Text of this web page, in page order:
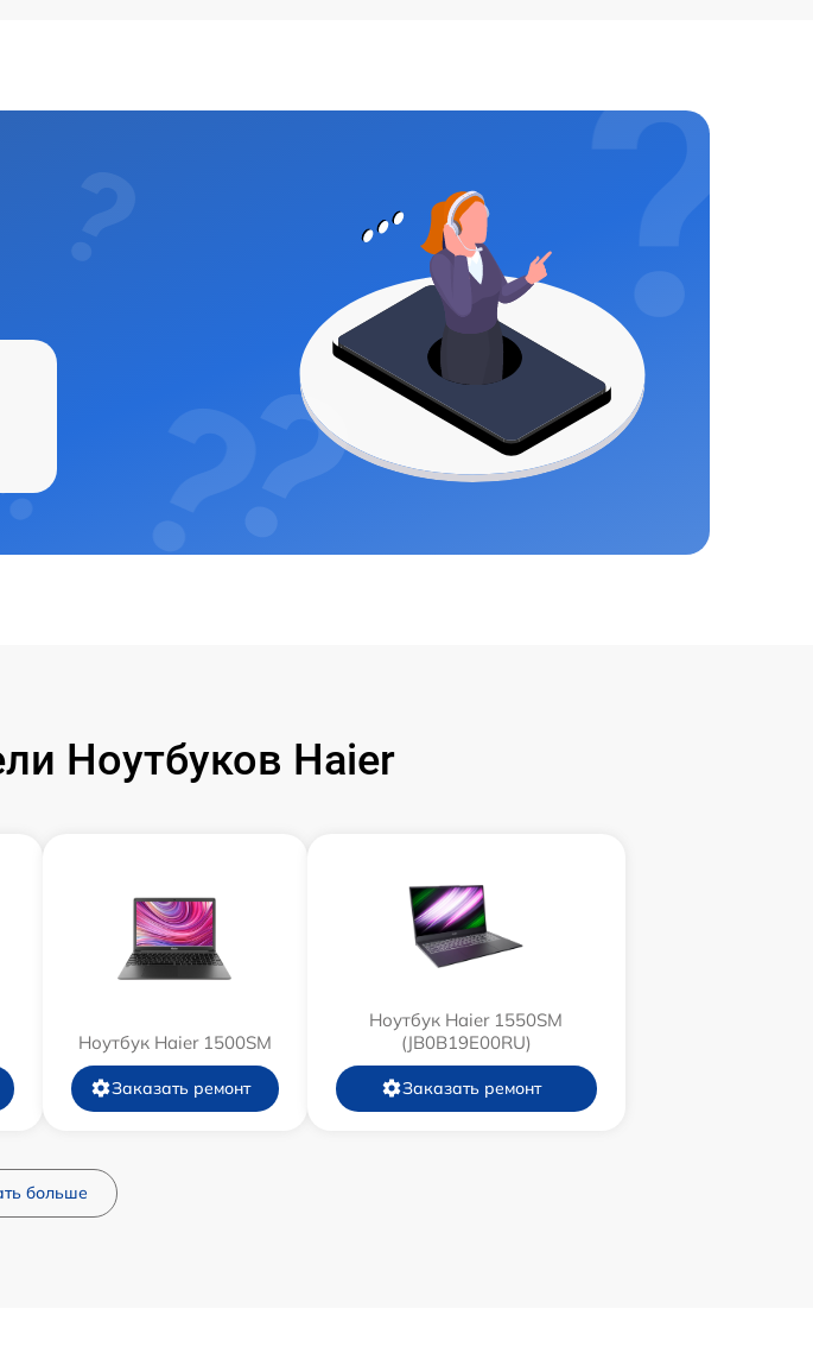
Ноутбуков Haier
Ноутбук Haier 1500SM
Заказать ремонт
Ноутбук Haier 1550SM
(JB0B19E00RU)
Заказать ремонт
больше